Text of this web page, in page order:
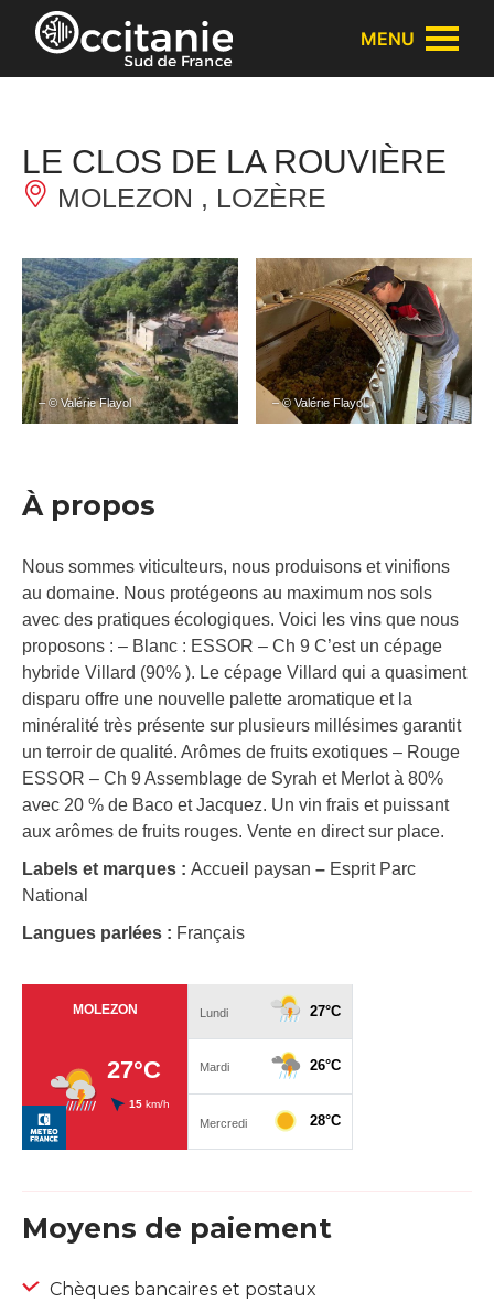
Panneau de gestion des cookies
MENU
LE CLOS DE LA ROUVIÈRE
MOLEZON , LOZÈRE
– © Valérie Flayol – © Valérie Flayol
À propos
Nous sommes viticulteurs, nous produisons et vinifions
au domaine. Nous protégeons au maximum nos sols
avec des pratiques écologiques. Voici les vins que nous
proposons : – Blanc : ESSOR – Ch 9 C’est un cépage
hybride Villard (90% ). Le cépage Villard qui a quasiment
disparu offre une nouvelle palette aromatique et la
minéralité très présente sur plusieurs millésimes garantit
un terroir de qualité. Arômes de fruits exotiques – Rouge
ESSOR – Ch 9 Assemblage de Syrah et Merlot à 80%
avec 20 % de Baco et Jacquez. Un vin frais et puissant
aux arômes de fruits rouges. Vente en direct sur place.
Labels et marques : Accueil paysan – Esprit Parc
National
Langues parlées : Français
Moyens de paiement
Chèques bancaires et postaux